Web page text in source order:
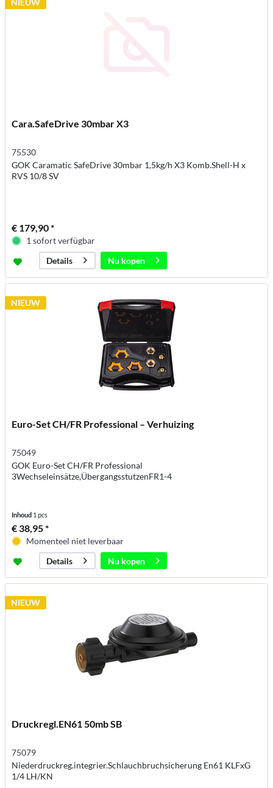
NIEUW
Cara.SafeDrive 30mbar X3
75530
GOK Caramatic SafeDrive 30mbar 1,5kg/h X3 Komb.Shell-H x
RVS 10/8 SV
€ 179,90 *
1 sofort verfügbar
Details
Nu kopen
NIEUW
Euro-Set CH/FR Professional – Verhuizing
75049
GOK Euro-Set CH/FR Professional
3Wechseleinsätze,ÜbergangsstutzenFR1-4
Inhoud 1 pcs
€ 38,95 *
Momenteel niet leverbaar
Details
Nu kopen
NIEUW
Druckregl.EN61 50mb SB
75079
Niederdruckreg.integrier.Schlauchbruchsicherung En61 KLFxG
1/4 LH/KN